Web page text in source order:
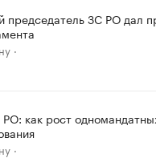
председатель ЗС РО дал
как рост